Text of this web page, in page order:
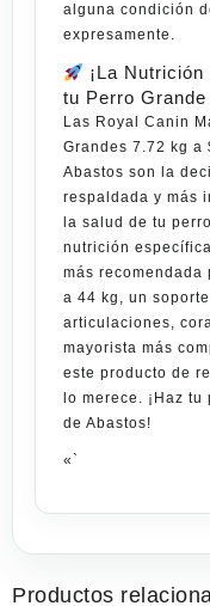
alguna condición
expresamente.
¡La
tu Perro
Las Royal Canin
Grandes 7.72 kg a
Abastos son la
respaldada y más
la salud de tu
nutrición
más
a 44 kg, un
articulaciones,
mayorista más
este producto de
lo merece. ¡Haz
de Abastos!
«`
Productos